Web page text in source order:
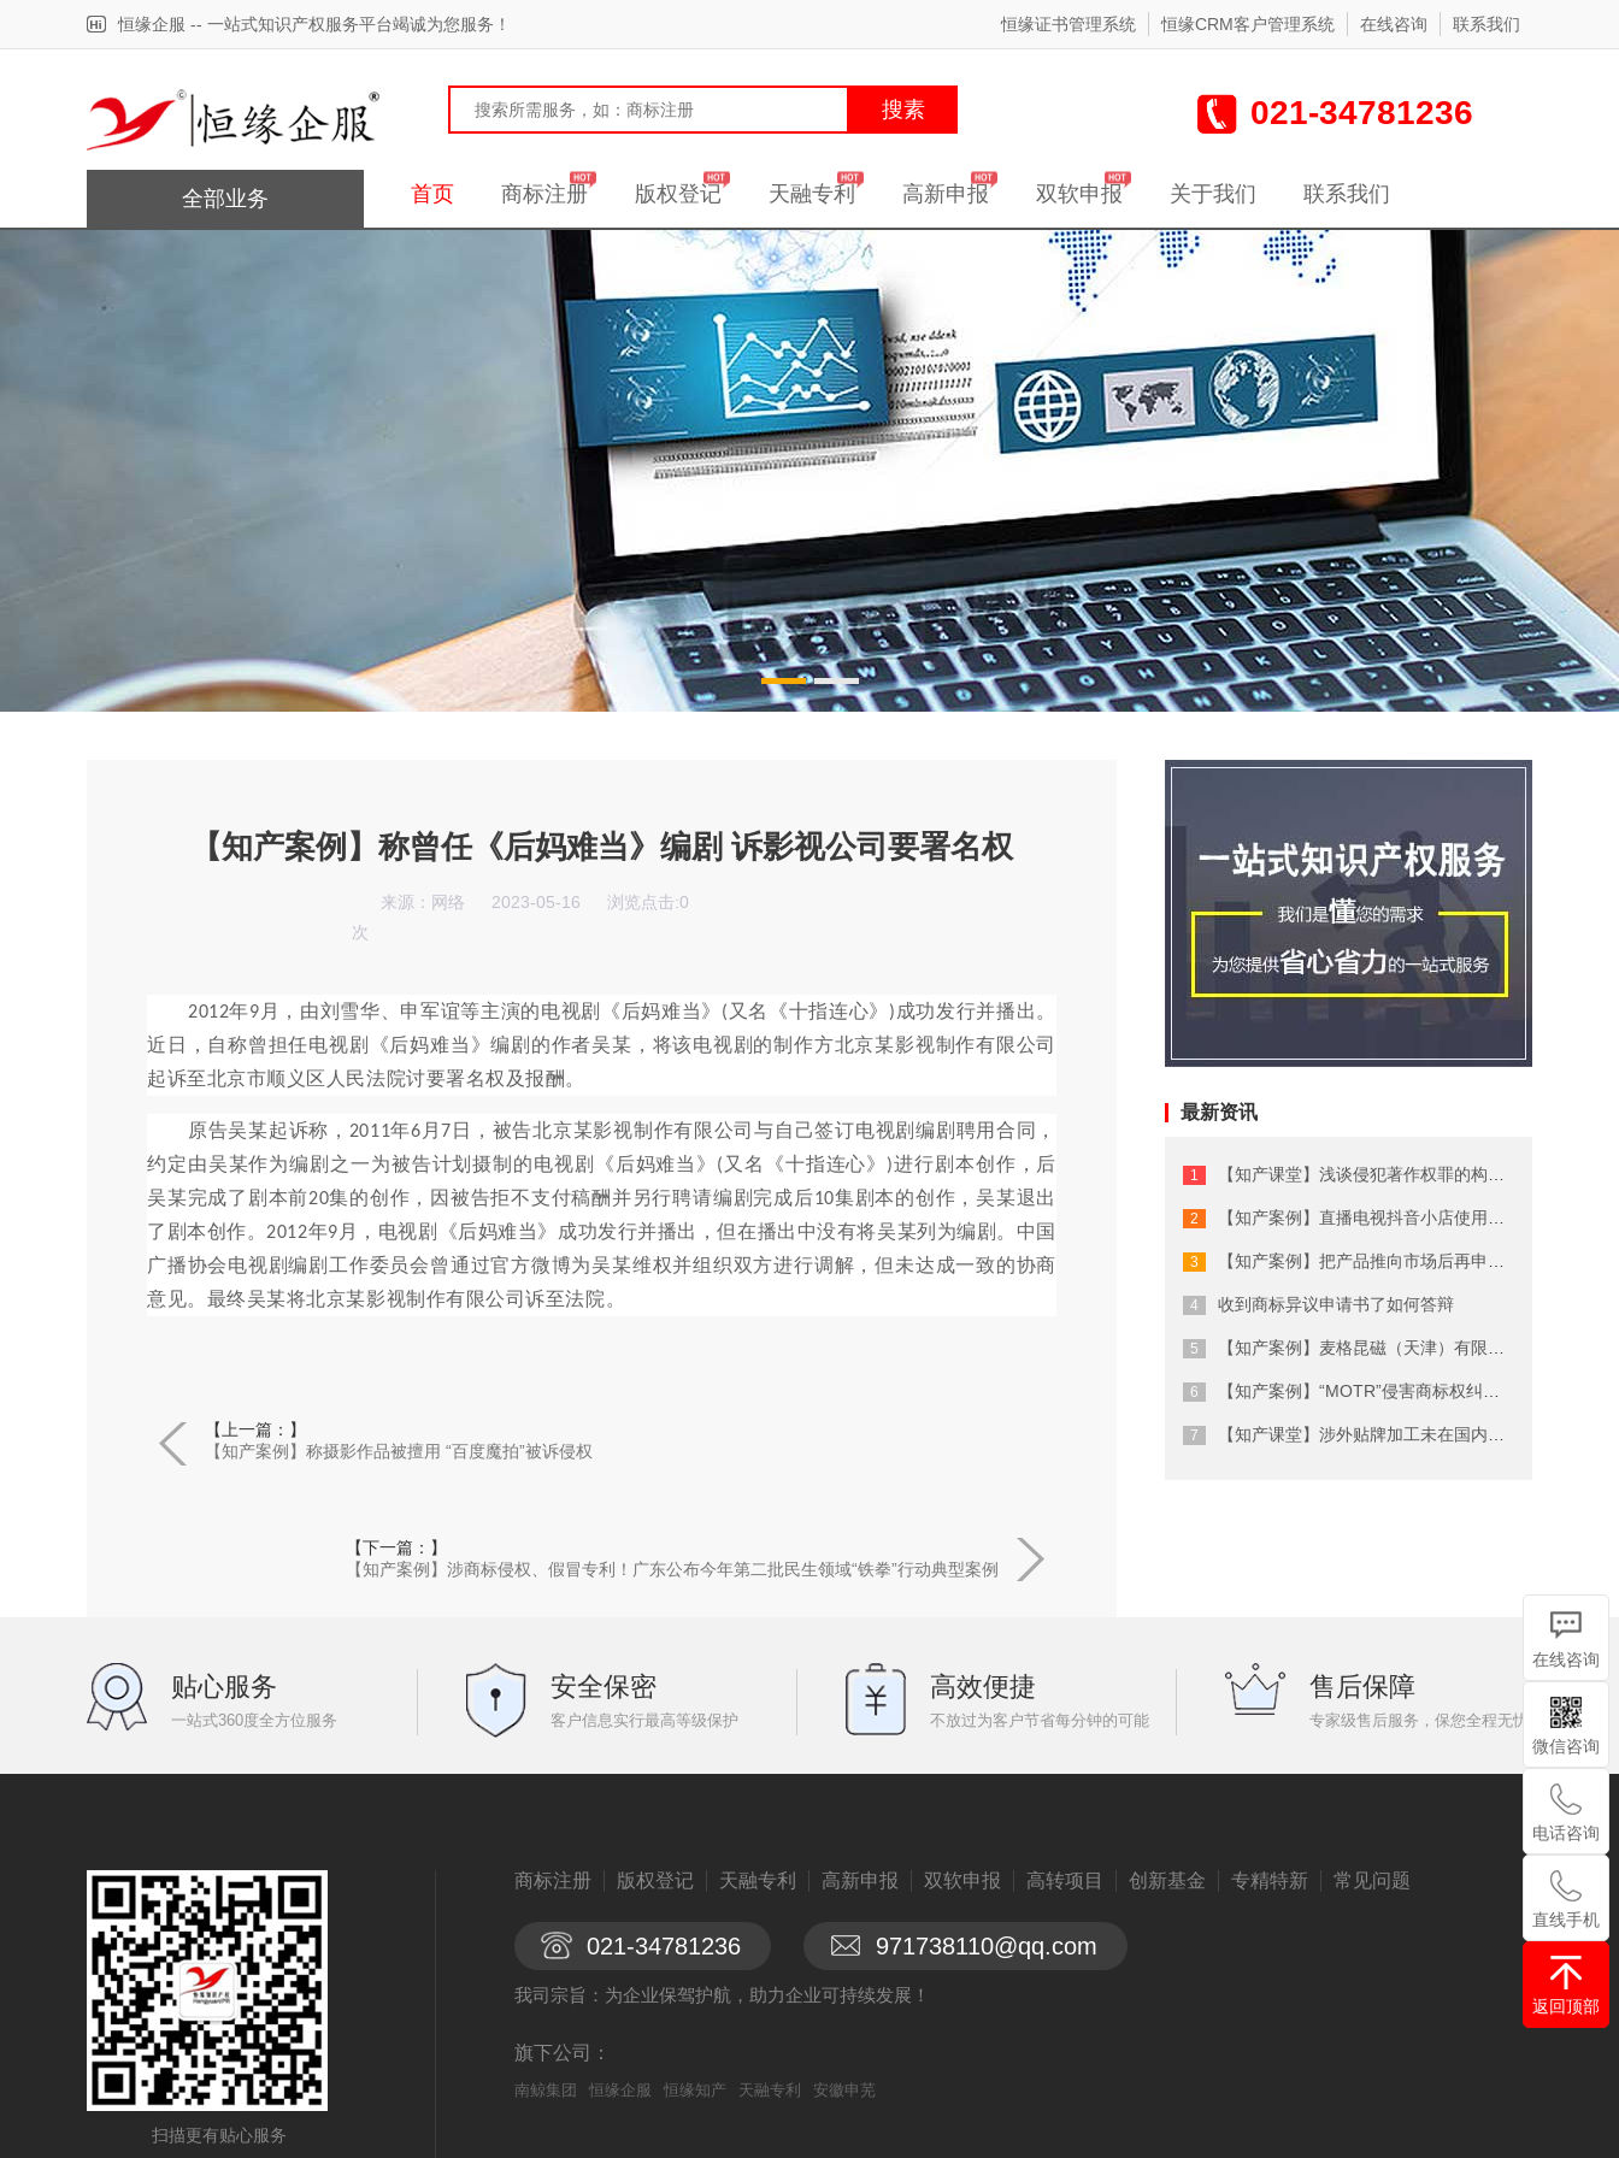
恒缘企服 -- 一站式知识产权服务平台竭诚为您服务！ 恒缘证书管理系统 恒缘CRM客户管理系统 在线咨询 联系我们
021-34781236
搜素
全部业务 首页 商标注册 版权登记 天融专利 高新申报 双软申报 关于我们 联系我们
【知产案例】称曾任《后妈难当》编剧 诉影视公司要署名权
来源：网络 2023-05-16 浏览点击:0
次
2012年9 月，由刘雪华、申军谊等主演的电视剧《后妈难当》 ( 又名《十指连心》 ) 成功发行并播出。
近日，自称曾担任电视剧《后妈难当》编剧的作者吴某，将该电视剧的制作方北京某影视制作有限公司
起诉至北京市顺义区人民法院讨要署名权及报酬。
原告吴某起诉称， 2011年6 月7 日，被告北京某影视制作有限公司与自己签订电视剧编剧聘用合同，
约定由吴某作为编剧之一为被告计划摄制的电视剧《后妈难当》 ( 又名《十指连心》 )进行剧本创作，后
吴某完成了剧本前20集的创作，因被告拒不支付稿酬并另行聘请编剧完成后10集剧本的创作，吴某退出
了剧本创作。 2012年9 月，电视剧《后妈难当》成功发行并播出，但在播出中没有将吴某列为编剧。中国
广播协会电视剧编剧工作委员会曾通过官方微博为吴某维权并组织双方进行调解，但未达成一致的协商
意见。最终吴某将北京某影视制作有限公司诉至法院。
【上一篇：】
【知产案例】称摄影作品被擅用 “百度魔拍”被诉侵权
【下一篇：】
【知产案例】涉商标侵权、假冒专利！广东公布今年第二批民生领域“铁拳”行动典型案例
最新资讯
【知产课堂】浅谈侵犯著作权罪的构成要件
【知产案例】直播电视抖音小店使用他人商标造成商标侵权赔偿案
【知产案例】把产品推向市场后再申请专利是否可以——从某测量仪器发明专利案说起
收到商标异议申请书了如何答辩
【知产案例】麦格昆磁（天津）有限公司诉夏某、苏州瑞泰新金属有限公司侵害技术秘密纠纷上诉案
【知产案例】“MOTR”侵害商标权纠纷案
【知产课堂】涉外贴牌加工未在国内市场销售构成侵权诉讼
贴心服务
一站式360度全方位服务
安全保密
客户信息实行最高等级保护
高效便捷
不放过为客户节省每分钟的可能
售后保障
专家级售后服务，保您全程无忧
扫描更有贴心服务
商标注册 版权登记 天融专利 高新申报 双软申报 高转项目 创新基金 专精特新 常见问题
021-34781236 971738110@qq.com
我司宗旨：为企业保驾护航，助力企业可持续发展！
旗下公司：
南鲸集团 恒缘企服 恒缘知产 天融专利 安徽申芜
在线咨询
微信咨询
电话咨询
直线手机
返回顶部